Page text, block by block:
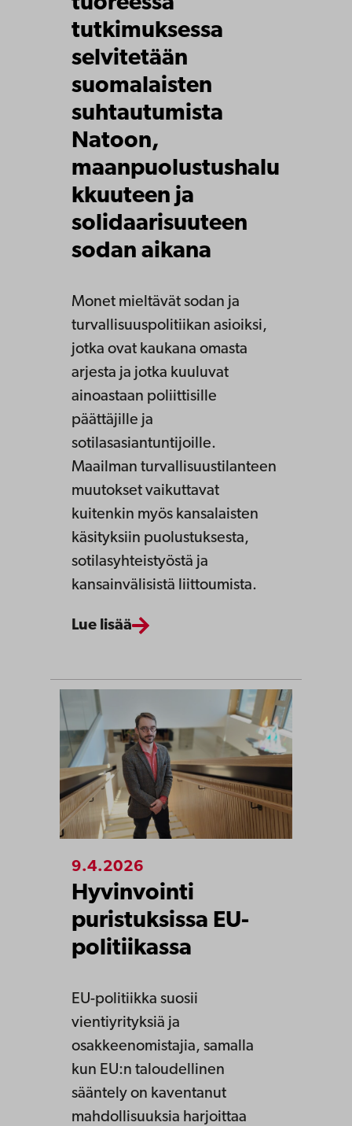
tutkimuksessa
selvitetään
suomalaisten
suhtautumista
Natoon,
maanpuolustushalu
kkuuteen ja
solidaarisuuteen
sodan aikana
Monet mieltävät sodan ja
turvallisuuspolitiikan asioiksi,
jotka ovat kaukana omasta
arjesta ja jotka kuuluvat
ainoastaan poliittisille
päättäjille ja
sotilasasiantuntijoille.
Maailman turvallisuustilanteen
muutokset vaikuttavat
kuitenkin myös kansalaisten
käsityksiin puolustuksesta,
sotilasyhteistyöstä ja
kansainvälisistä liittoumista.
Lue lisää
9.4.2026
Hyvinvointi
puristuksissa EU-
politiikassa
EU-politiikka suosii
vientiyrityksiä ja
osakkeenomistajia, samalla
kun EU:n taloudellinen
sääntely on kaventanut
mahdollisuuksia harjoittaa